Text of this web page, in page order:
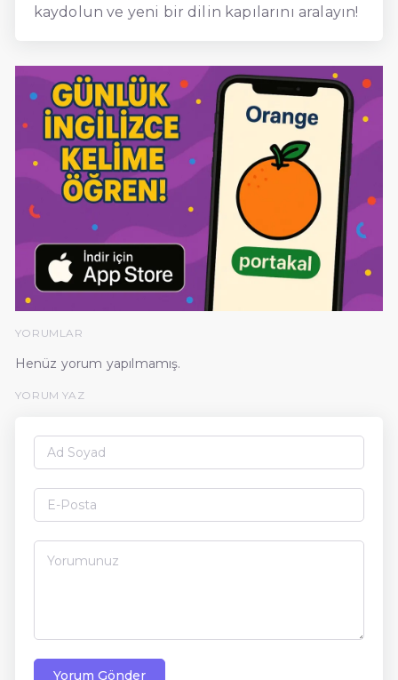
kaydolun ve yeni bir dilin kapılarını aralayın!
YORUMLAR
Henüz yorum yapılmamış.
YORUM YAZ
Yorum Gönder